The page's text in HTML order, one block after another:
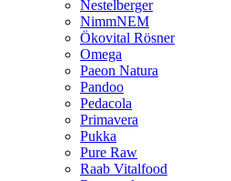
Nestelberger
NimmNEM
Ökovital Rösner
Omega
Paeon Natura
Pandoo
Pedacola
Primavera
Pukka
Pure Raw
Raab Vitalfood